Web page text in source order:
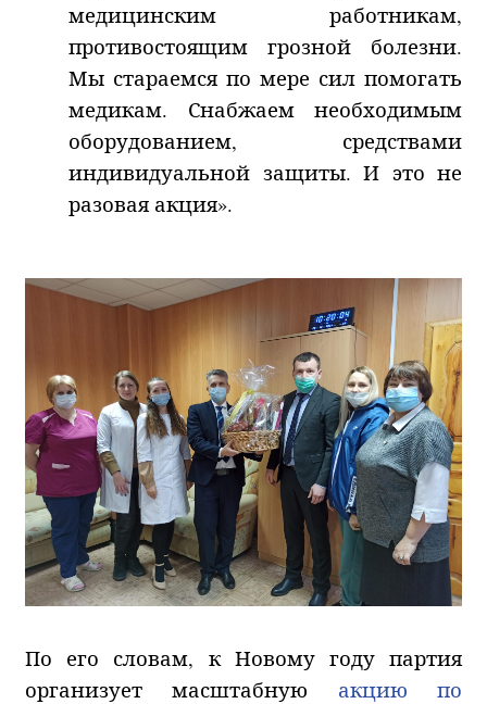
медицинским работникам,
противостоящим грозной болезни.
Мы стараемся по мере сил помогать
медикам. Снабжаем необходимым
оборудованием, средствами
индивидуальной защиты. И это не
разовая акция».
По его словам, к Новому году партия
организует масштабную акцию по